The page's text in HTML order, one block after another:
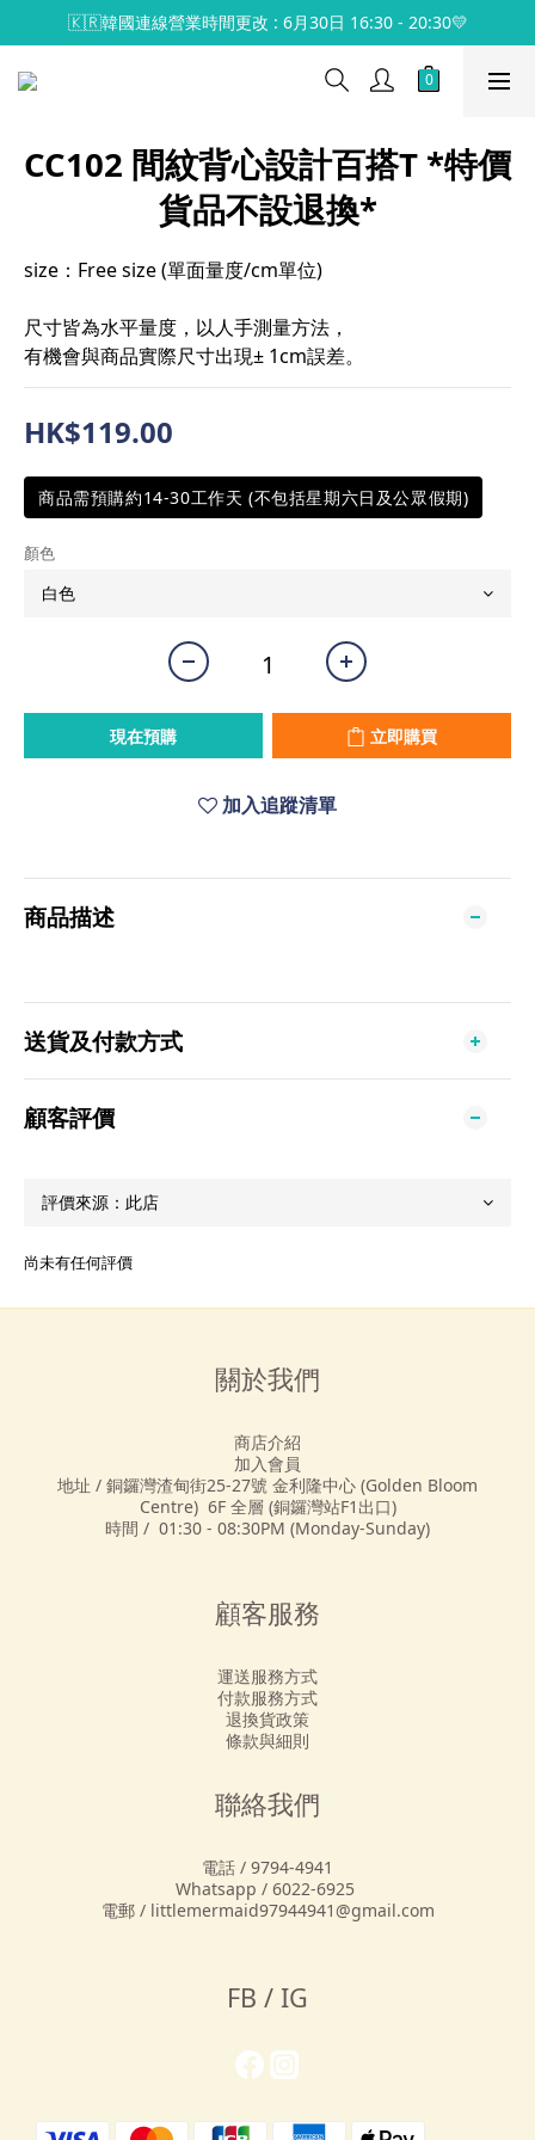
🇰🇷韓國連線營業時間更改 : 6月30日 16:30 - 20:30💛
CC102 間紋背心設計百搭T *特價
貨品不設退換*
size：Free size (單面量度/cm單位)
尺寸皆為水平量度，以人手測量方法，
有機會與商品實際尺寸出現± 1cm誤差。
HK$119.00
商品需預購約14-30工作天 (不包括星期六日及公眾假期)
顏色
現在預購 立即購買
加入追蹤清單
商品描述
送貨及付款方式
顧客評價
尚未有任何評價
關於我們
商店介紹
加入會員
地址 / 銅鑼灣渣甸街25-27號 金利隆中心 (Golden Bloom
Centre) 6F 全層 (銅鑼灣站F1出口)
時間 / 01:30 - 08:30PM (Monday-Sunday)
顧客服務
運送服務方式
付款服務方式
退換貨政策
條款與細則
聯絡我們
電話 / 9794-4941
Whatsapp / 6022-6925
電郵 / littlemermaid97944941@gmail.com
FB / IG